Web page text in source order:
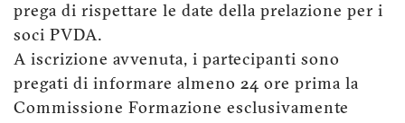
prega di rispettare le date della prelazione per i
soci PVDA.
A iscrizione avvenuta, i partecipanti sono
pregati di informare almeno 24 ore prima la
Commissione Formazione esclusivamente